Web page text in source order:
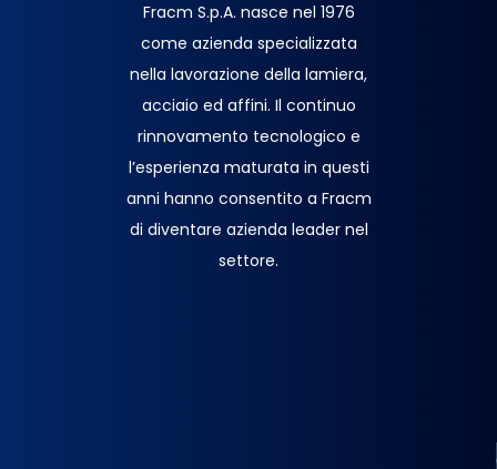
Fracm S.p.A. nasce nel 1976
come azienda specializzata
nella lavorazione della lamiera,
acciaio ed affini. Il continuo
rinnovamento tecnologico e
l’esperienza maturata in questi
anni hanno consentito a Fracm
di diventare azienda leader nel
settore.